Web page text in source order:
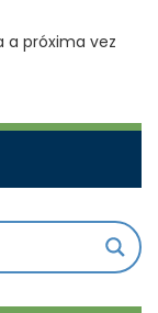
a próxima vez